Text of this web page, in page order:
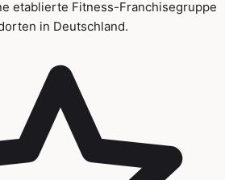
etablierte Fitness-Franchisegruppe
in Deutschland.